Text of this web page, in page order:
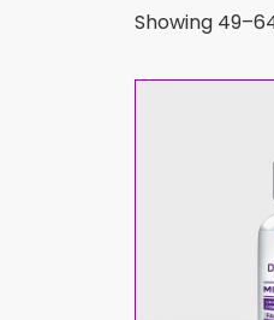
Showing